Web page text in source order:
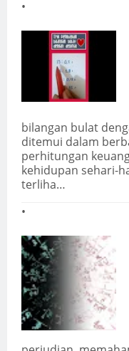
bilangan bulat
ditemui dalam
perhitungan
kehidupan sehari-
terliha…